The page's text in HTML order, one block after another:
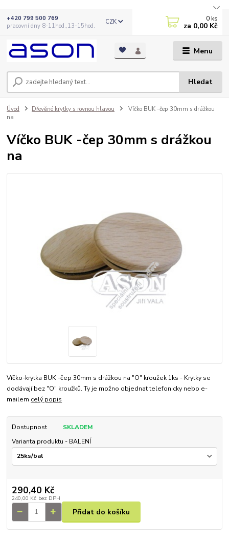
Menu
CZK
Hledat
+420 799 500 769
pracovní dny 8-11hod.,13-15hod.
0 ks
za 0,00 Kč
Úvod Dřevěné krytky s rovnou hlavou
Víčko BUK -čep 30mm s drážkou
na
Víčko BUK -čep 30mm s drážkou
na
Víčko-krytka BUK -čep 30mm s drážkou na "O" kroužek 1ks - Krytky se
dodávají bez "O" kroužků. Ty je možno objednat telefonicky nebo e-
mailem celý popis
Dostupnost
SKLADEM
Varianta produktu - BALENÍ
290,40 Kč
240,00 Kč bez DPH
Přidat do košíku